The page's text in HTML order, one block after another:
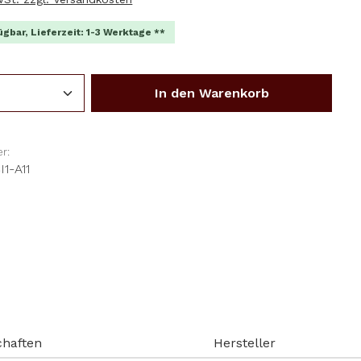
Lieferzeit: 1-3 Werktage **
Anzahl: Gib den gewünschten Wert
In den Warenkorb
A11
Hersteller